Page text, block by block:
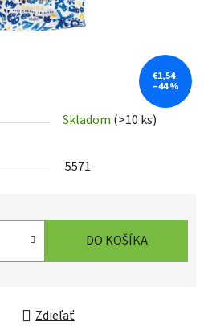
Skladom (>10 ks)
5571
DO KOŠÍKA
Zdieľať
€1,54
–44 %